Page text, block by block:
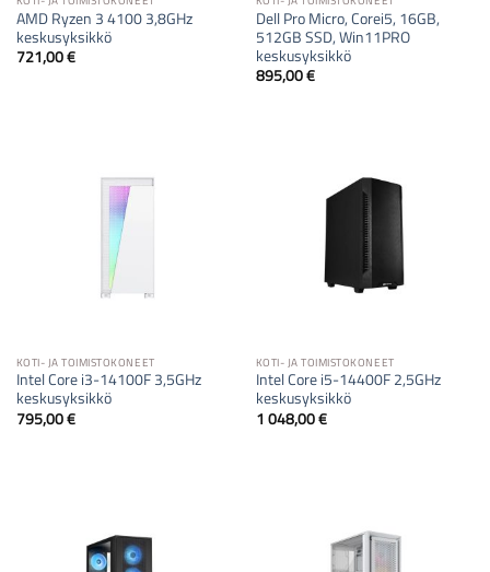
AMD Ryzen 3 4100 3,8GHz
keskusyksikkö
721,00€
Dell Pro Micro, Corei5, 16GB,
512GB SSD, Win11PRO
keskusyksikkö
895,00€
KOTI- JA TOIMISTOKONEET
Intel Core i3-14100F 3,5GHz
keskusyksikkö
795,00€
KOTI- JA TOIMISTOKONEET
Intel Core i5-14400F 2,5GHz
keskusyksikkö
1 048,00€